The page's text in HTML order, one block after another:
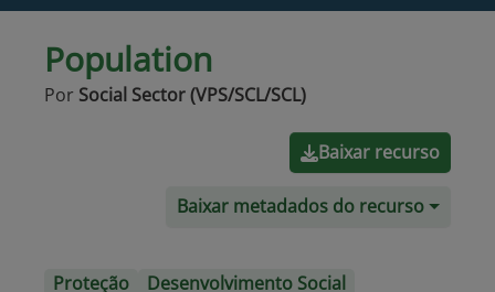
Population
Por Social Sector (VPS/SCL/SCL)
Baixar recurso
Baixar metadados do recurso
Proteção
Desenvolvimento Social